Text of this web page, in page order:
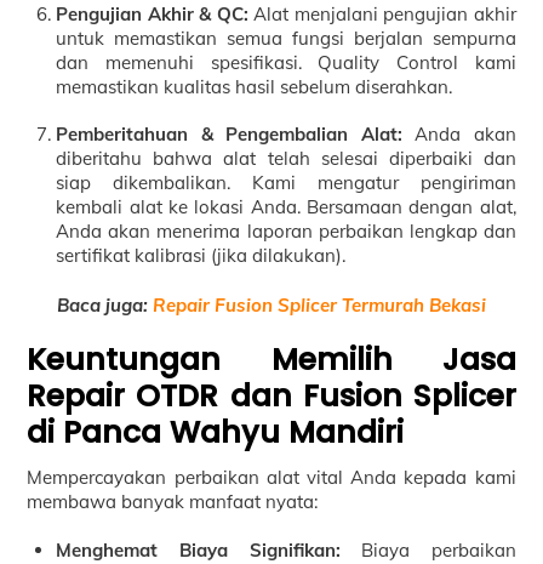
Pengujian Akhir & QC: Alat menjalani pengujian akhir
untuk memastikan semua fungsi berjalan sempurna
dan memenuhi spesifikasi. Quality Control kami
memastikan kualitas hasil sebelum diserahkan.
Pemberitahuan & Pengembalian Alat: Anda akan
diberitahu bahwa alat telah selesai diperbaiki dan
siap dikembalikan. Kami mengatur pengiriman
kembali alat ke lokasi Anda. Bersamaan dengan alat,
Anda akan menerima laporan perbaikan lengkap dan
sertifikat kalibrasi (jika dilakukan).
Baca juga: Repair Fusion Splicer Termurah Bekasi
Keuntungan Memilih Jasa
Repair OTDR dan Fusion Splicer
di Panca Wahyu Mandiri
Mempercayakan perbaikan alat vital Anda kepada kami
membawa banyak manfaat nyata:
Menghemat Biaya Signifikan: Biaya perbaikan